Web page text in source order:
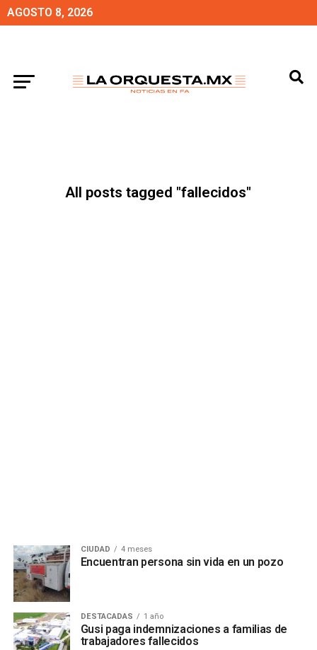
AGOSTO 8, 2026
All posts tagged "fallecidos"
CIUDAD 4 meses
Encuentran persona sin vida en un pozo
DESTACADAS 1 año
Gusi paga indemnizaciones a familias de
trabajadores fallecidos